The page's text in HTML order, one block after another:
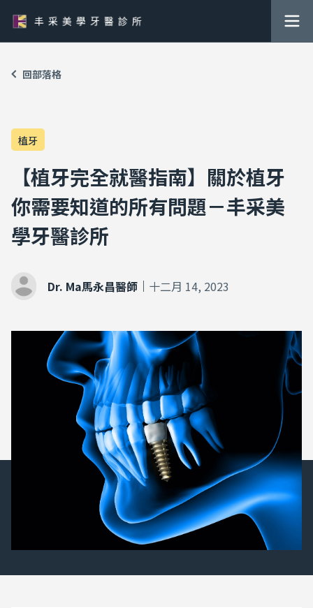
回部落格
植牙
【植牙完全就醫指南】關於植牙
你需要知道的所有問題－丰采美
學牙醫診所
Dr. Ma馬永昌醫師 十二月 14, 2023